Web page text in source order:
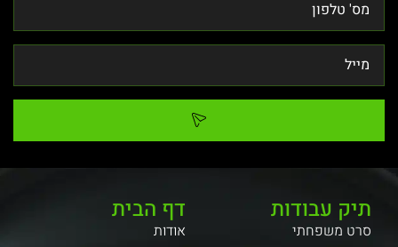
דף הבית
אודות
תיק עבודות
סרט משפחתי